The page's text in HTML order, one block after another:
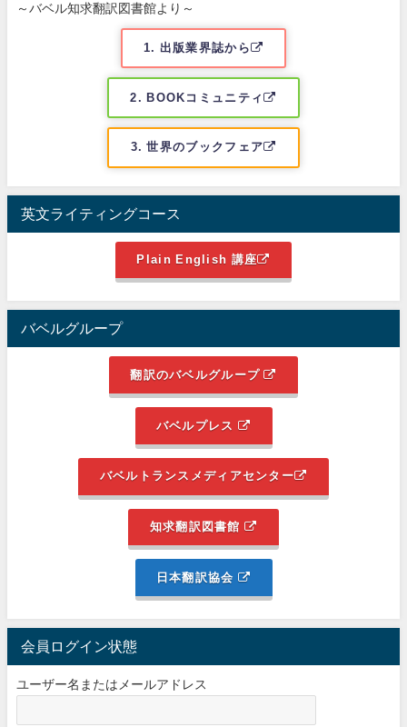
～バベル知求翻訳図書館より～
1. 出版業界誌から
2. BOOKコミュニティ
3. 世界のブックフェア
英文ライティングコース
Plain English 講座
バベルグループ
翻訳のバベルグループ
バベルプレス
バベルトランスメディアセンター
知求翻訳図書館
日本翻訳協会
会員ログイン状態
ユーザー名またはメールアドレス